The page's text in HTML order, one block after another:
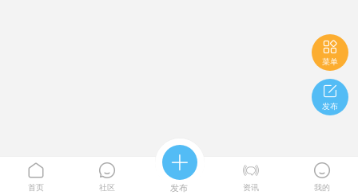

菜单

发布

首页

社区

发布

资讯

我的